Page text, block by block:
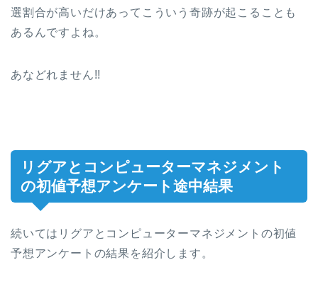
選割合が高いだけあってこういう奇跡が起こることも
あるんですよね。
あなどれません!!
リグアとコンピューターマネジメント
の初値予想アンケート途中結果
続いてはリグアとコンピューターマネジメントの初値
予想アンケートの結果を紹介します。